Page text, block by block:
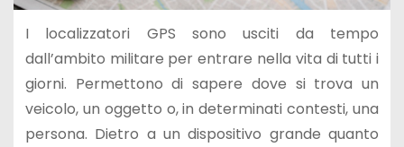
I localizzatori GPS sono usciti da tempo
dall’ambito militare per entrare nella vita di tutti i
giorni. Permettono di sapere dove si trova un
veicolo, un oggetto o, in determinati contesti, una
persona. Dietro a un dispositivo grande quanto